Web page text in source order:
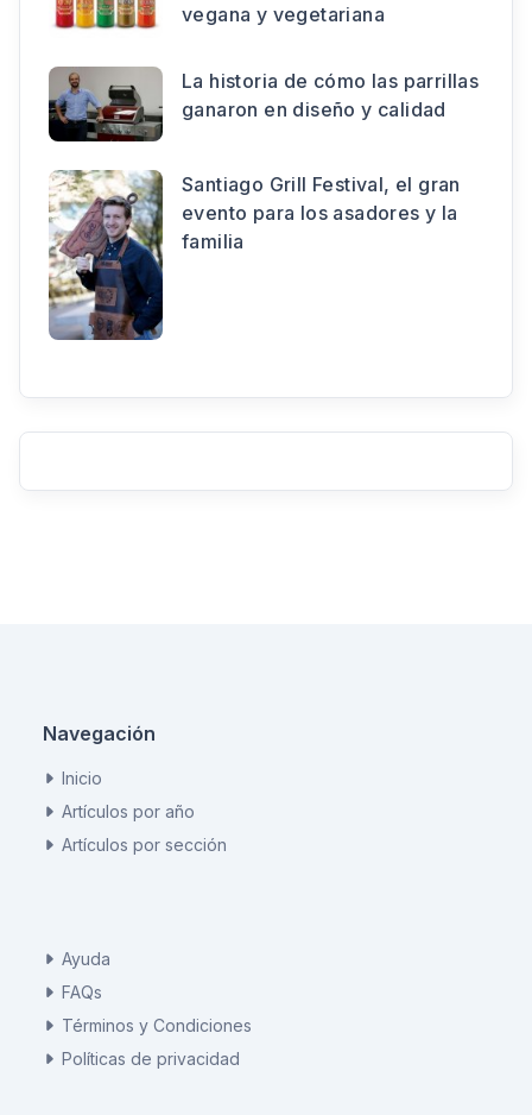
vegana y vegetariana
La historia de cómo las parrillas
ganaron en diseño y calidad
Santiago Grill Festival, el gran
evento para los asadores y la
familia
Navegación
Inicio
Artículos por año
Artículos por sección
Ayuda
FAQs
Términos y Condiciones
Políticas de privacidad